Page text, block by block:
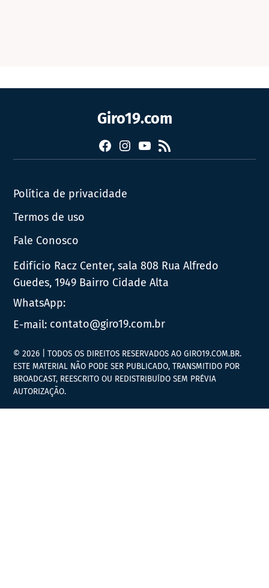
Giro19.com
FacebookInstagram
YouTube
RSS
Política de privacidade
Termos de uso
Fale Conosco
Edifício Racz Center, sala 808 Rua Alfredo
Guedes, 1949 Bairro Cidade Alta
WhatsApp:
E-mail: contato@giro19.com.br
© 2026 | TODOS OS DIREITOS RESERVADOS AO GIRO19.COM.BR.
ESTE MATERIAL NÃO PODE SER PUBLICADO, TRANSMITIDO POR
BROADCAST, REESCRITO OU REDISTRIBUÍDO SEM PRÉVIA
AUTORIZAÇÃO.